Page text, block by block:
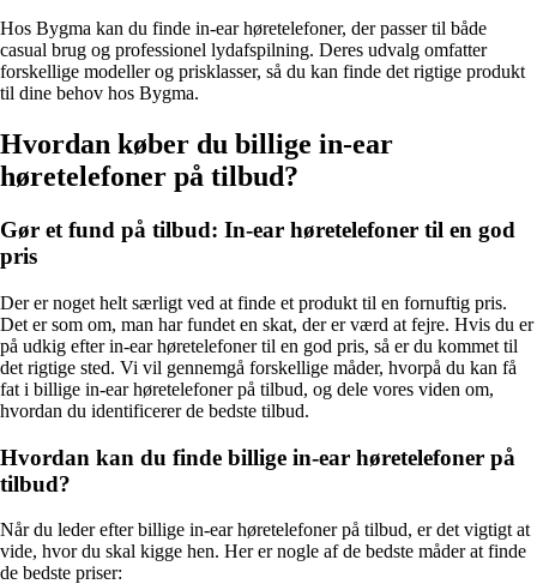
Hos Bygma kan du finde in-ear høretelefoner, der passer til både
casual brug og professionel lydafspilning. Deres udvalg omfatter
forskellige modeller og prisklasser, så du kan finde det rigtige produkt
til dine behov hos Bygma.
Hvordan køber du billige in-ear
høretelefoner på tilbud?
Gør et fund på tilbud: In-ear høretelefoner til en god
pris
Der er noget helt særligt ved at finde et produkt til en fornuftig pris.
Det er som om, man har fundet en skat, der er værd at fejre. Hvis du er
på udkig efter in-ear høretelefoner til en god pris, så er du kommet til
det rigtige sted. Vi vil gennemgå forskellige måder, hvorpå du kan få
fat i billige in-ear høretelefoner på tilbud, og dele vores viden om,
hvordan du identificerer de bedste tilbud.
Hvordan kan du finde billige in-ear høretelefoner på
tilbud?
Når du leder efter billige in-ear høretelefoner på tilbud, er det vigtigt at
vide, hvor du skal kigge hen. Her er nogle af de bedste måder at finde
de bedste priser: